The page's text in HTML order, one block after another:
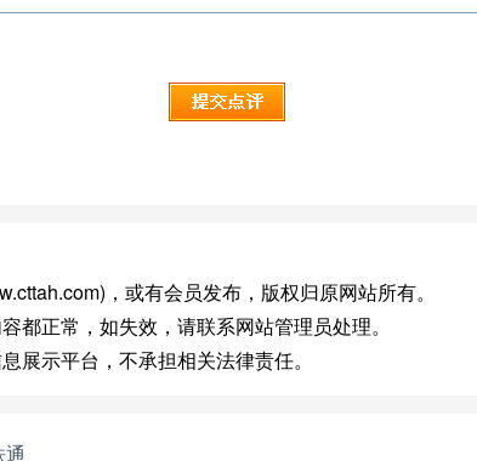
，或有会员发布，版权归原网站所有。
都正常，如失效，请联系网站管理员处理。
展示平台，不承担相关法律责任。